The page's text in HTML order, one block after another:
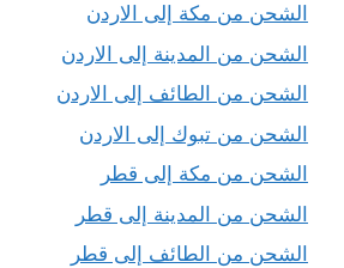
الشحن من مكة إلى الاردن
الشحن من المدينة إلى الاردن
الشحن من الطائف إلى الاردن
الشحن من تبوك إلى الاردن
الشحن من مكة إلى قطر
الشحن من المدينة إلى قطر
الشحن من الطائف إلى قطر